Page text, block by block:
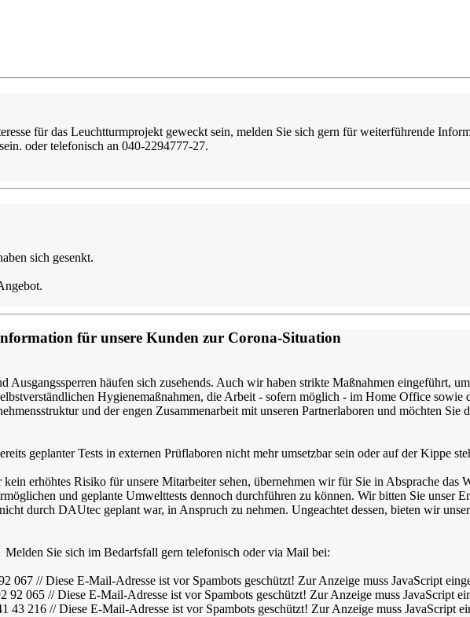
für das Leuchtturmprojekt geweckt sein, melden Sie sich gern für weiterführende
oder telefonisch an 040-2294777-27.
sich gesenkt.
für unsere Kunden zur Corona-Situation
häufen sich zusehends. Auch wir haben strikte Maßnahmen eingeführt,
Hygienemaßnahmen, die Arbeit - sofern möglich - im Home Office
und der engen Zusammenarbeit mit unseren Partnerlaboren und möchten Sie
geplanter Tests in externen Prüflaboren nicht mehr umsetzbar sein oder auf der Kippe
erhöhtes Risiko für unsere Mitarbeiter sehen, übernehmen wir für Sie in Absprache das
und geplante Umwelttests dennoch durchführen zu können. Wir bitten Sie unser
durch DAUtec geplant war, in Anspruch zu nehmen. Ungeachtet dessen, bieten wir
Melden Sie sich im Bedarfsfall gern telefonisch oder via Mail bei:
067 //Diese E-Mail-Adresse ist vor Spambots geschützt! Zur Anzeige muss JavaScript
92 065 //Diese E-Mail-Adresse ist vor Spambots geschützt! Zur Anzeige muss JavaScript
43 216 //Diese E-Mail-Adresse ist vor Spambots geschützt! Zur Anzeige muss JavaScript